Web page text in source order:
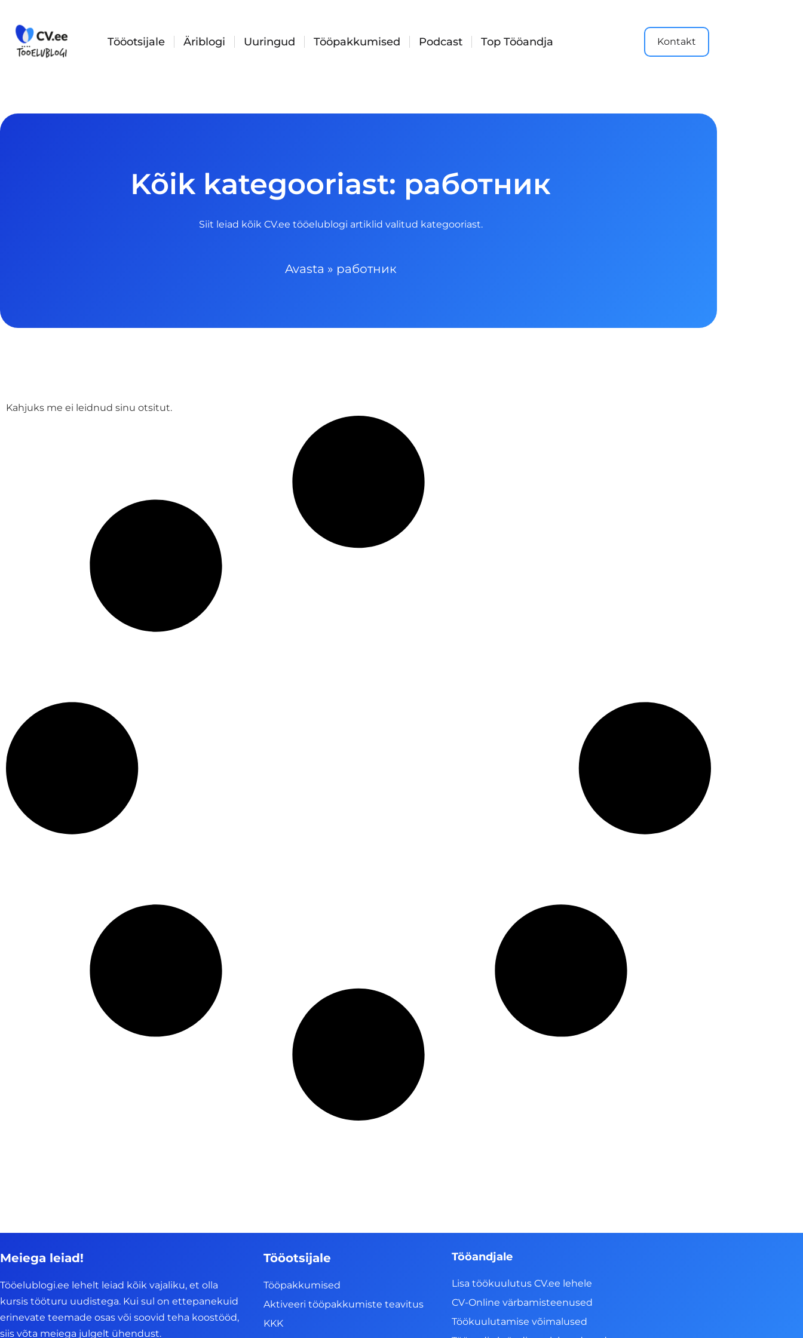
content
Tööotsijale Äriblogi Uuringud Tööpakkumised Podcast Top Tööandja Kontakt
Kõik kategooriast: работник
Siit leiad kõik CV.ee tööelublogi artiklid valitud kategooriast.
Avasta » работник
Kahjuks me ei leidnud sinu otsitut.
Meiega leiad!
Tööelublogi.ee lehelt leiad kõik vajaliku, et olla
kursis tööturu uudistega. Kui sul on ettepanekuid
erinevate teemade osas või soovid teha koostööd,
siis võta meiega julgelt ühendust.
Tööotsijale
Tööpakkumised
Aktiveeri tööpakkumiste teavitus
KKK
Tööandjale
Lisa töökuulutus CV.ee lehele
CV-Online värbamisteenused
Töökuulutamise võimalused